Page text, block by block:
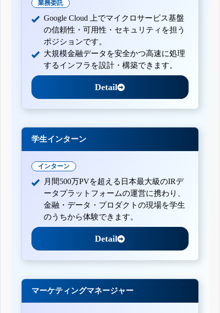
業務委託
Google Cloud 上でマイクロサービス基盤
の信頼性・可用性・セキュリティを担う
ポジションです。
大規模金融データを安全かつ高速に処理
するインフラを設計・構築できます。
Detail
学生インターン
インターン
月間500万PVを超える日本最大級のIRデ
ータプラットフォームの運営に携わり、
金融・データ・プロダクトの現場を学生
のうちから体験できます。
Detail
マーケティングマネージャー